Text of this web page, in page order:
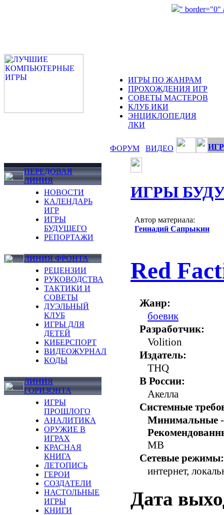
" border="0"
ИГРЫ ПО ЖАНРАМ
ПРОХОЖДЕНИЯ ИГР
СОВЕТЫ МАСТЕРОВ
КЛУБ ИКИ
ЭНЦИКЛОПЕДИЯ
ЛКИ
ФОРУМ ВИДЕО
ПЕРЕДОВАЯ
ЛИНИЯ
НОВОСТИ
КАЛЕНДАРЬ
ИГР
ИГРЫ
БУДУЩЕГО
РЕПОРТАЖИ
ЛИНИЯ ФРОНТА
РЕЦЕНЗИИ
РУКОВОДСТВА
ТАКТИКИ И
СОВЕТЫ
ДУЭЛЬНЫЙ
КЛУБ
ИГРЫ ДЛЯ
ДЕТЕЙ
КИБЕРСПОРТ
ВИДЕОЖУРНАЛ
КОДЫ
ЛИНИЯ
ГОРИЗОНТА
ИГРЫ
ПРОШЛОГО
АНАЛИТИКА
ОРУЖИЕ В
ИГРАХ
КРАСНАЯ
КНИГА
ЛЕТОПИСЬ
ГЕРОИ
СОЗДАТЕЛИ
НАСТОЛЬНЫЕ
ИГРЫ
КНИГИ
ИГРЫ
Автор материала:
Геннадий Сапрыкин
Red
Жанр:
боевик
Разработчик:
Volition
Издатель:
THQ
В России:
Акелла
Системные
Минимальные
MB
Сетевые режимы:
интернет,
Дата